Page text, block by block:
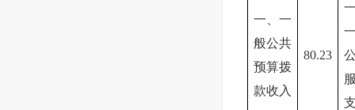
一、一
般公共
预算拨
款收入
80.23